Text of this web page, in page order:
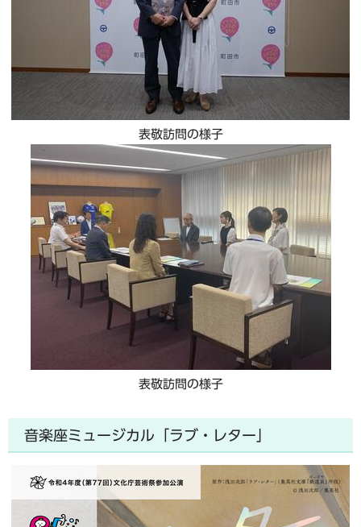
表敬訪問の様子
表敬訪問の様子
音楽座ミュージカル「ラブ・レター」